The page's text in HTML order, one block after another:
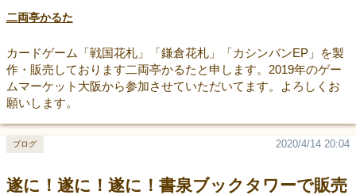
二両亭かるた
カードゲーム「戦国花札」「鎌倉花札」「カシンバンEP」を製
作・販売しております二両亭かるたと申します。2019年のゲー
ムマーケット大阪から参加させていただいてます。よろしくお
願いします。
遂に！遂に！遂に！書泉ブックタワーで販売
2020/4/14 20:04
ブログ